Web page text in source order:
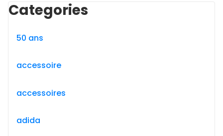
Categories
50 ans
accessoire
accessoires
adida